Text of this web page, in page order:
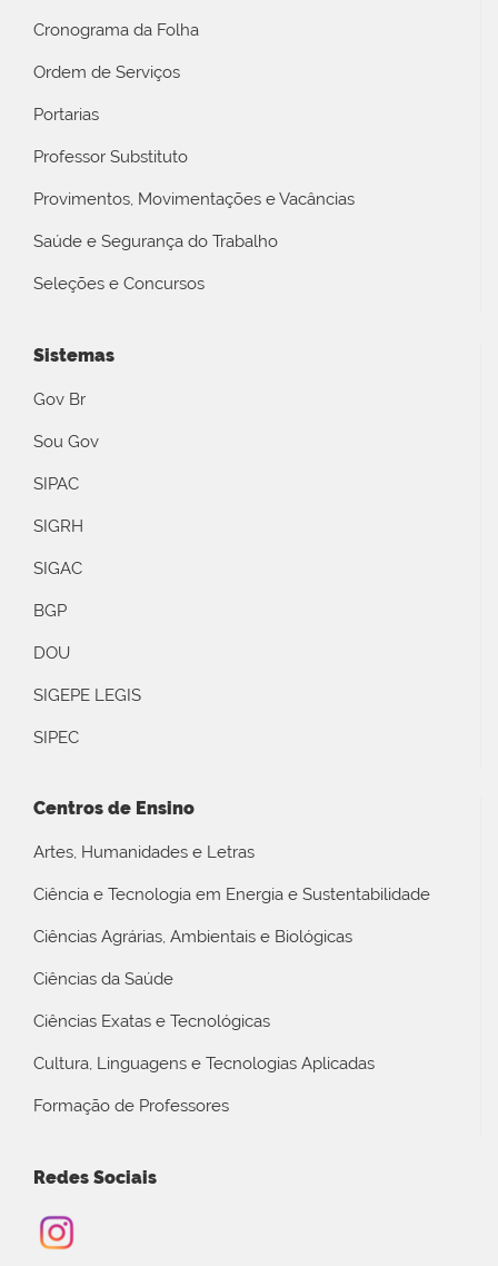
Cronograma da Folha
Ordem de Serviços
Portarias
Professor Substituto
Provimentos, Movimentações e Vacâncias
Saúde e Segurança do Trabalho
Seleções e Concursos
Sistemas
Gov Br
Sou Gov
SIPAC
SIGRH
SIGAC
BGP
DOU
SIGEPE LEGIS
SIPEC
Centros de Ensino
Artes, Humanidades e Letras
Ciência e Tecnologia em Energia e Sustentabilidade
Ciências Agrárias, Ambientais e Biológicas
Ciências da Saúde
Ciências Exatas e Tecnológicas
Cultura, Linguagens e Tecnologias Aplicadas
Formação de Professores
Redes Sociais